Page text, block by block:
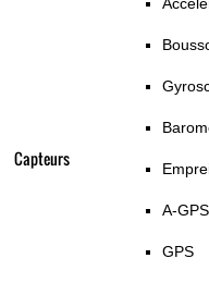
Capteurs
A-GPS
GPS